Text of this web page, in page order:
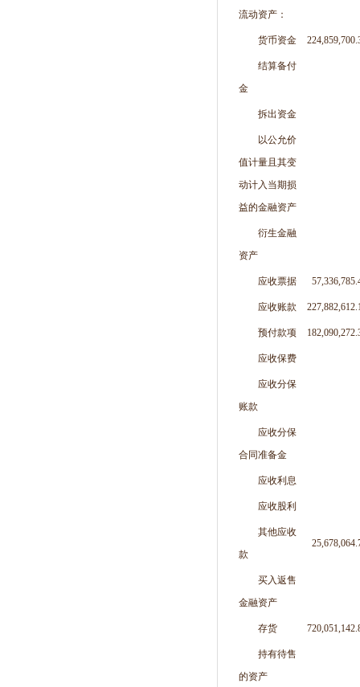
流动资产：
货币资金
结算备付
金
拆出资金
以公允价
值计量且其变
动计入当期损
益的金融资产
衍生金融
资产
应收票据
应收账款
预付款项
应收保费
应收分保
账款
应收分保
合同准备金
应收利息
应收股利
其他应收
款
买入返售
金融资产
存货
持有待售
的资产